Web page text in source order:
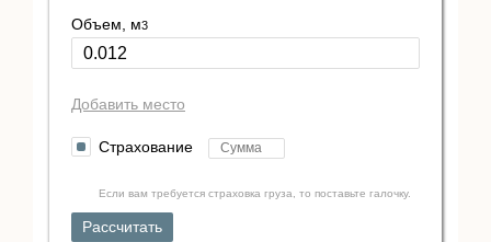
Объем, м3
Добавить место
Страхование
Если вам требуется страховка груза, то поставьте галочку.
Рассчитать